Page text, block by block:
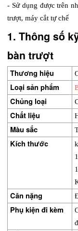
- Sử dụng được trên
trượt, máy cắt tự chế
1. Thông số
bàn trượt
Thương hiệu
Loại sản phẩm
Chủng loại
Chất liệu
Màu sắc
Kích thước
Cân nặng
Phụ kiện đi kèm